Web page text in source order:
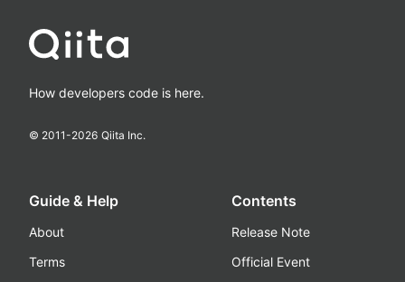
How developers code is here.
© 2011-2026 Qiita Inc.
Guide & Help
About
Terms
Contents
Release Note
Official Event